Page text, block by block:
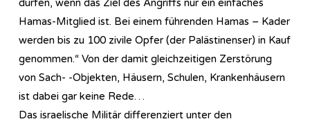
dürfen, wenn das Ziel des Angriffs nur ein einfaches
Hamas-Mitglied ist. Bei einem führenden Hamas – Kader
werden bis zu 100 zivile Opfer (der Palästinenser) in Kauf
genommen.“ Von der damit gleichzeitigen Zerstörung
von Sach- -Objekten, Häusern, Schulen, Krankenhäusern
ist dabei gar keine Rede…
Das israelische Militär differenziert unter den